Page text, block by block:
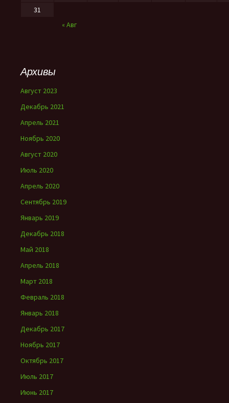
« Авг
31
Архивы
Август 2023
Декабрь 2021
Апрель 2021
Ноябрь 2020
Август 2020
Июль 2020
Апрель 2020
Сентябрь 2019
Январь 2019
Декабрь 2018
Май 2018
Апрель 2018
Март 2018
Февраль 2018
Январь 2018
Декабрь 2017
Ноябрь 2017
Октябрь 2017
Июль 2017
Июнь 2017